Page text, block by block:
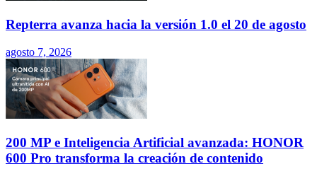
Repterra avanza hacia la versión 1.0 el 20 de agosto
agosto 7, 2026
200 MP e Inteligencia Artificial avanzada: HONOR
600 Pro transforma la creación de contenido